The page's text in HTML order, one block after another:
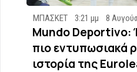
ΜΠΑΣΚΕΤ 3:21 μμ 8
Mundo Deportivo:
πιο εντυπωσιακά
ιστορία της